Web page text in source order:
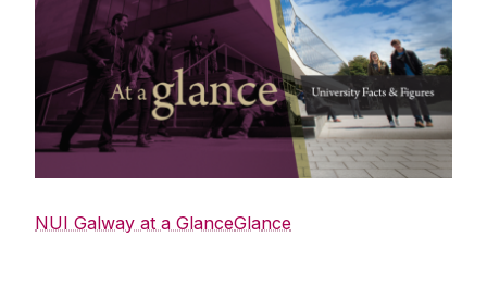
NUI Galway at a GlanceGlance